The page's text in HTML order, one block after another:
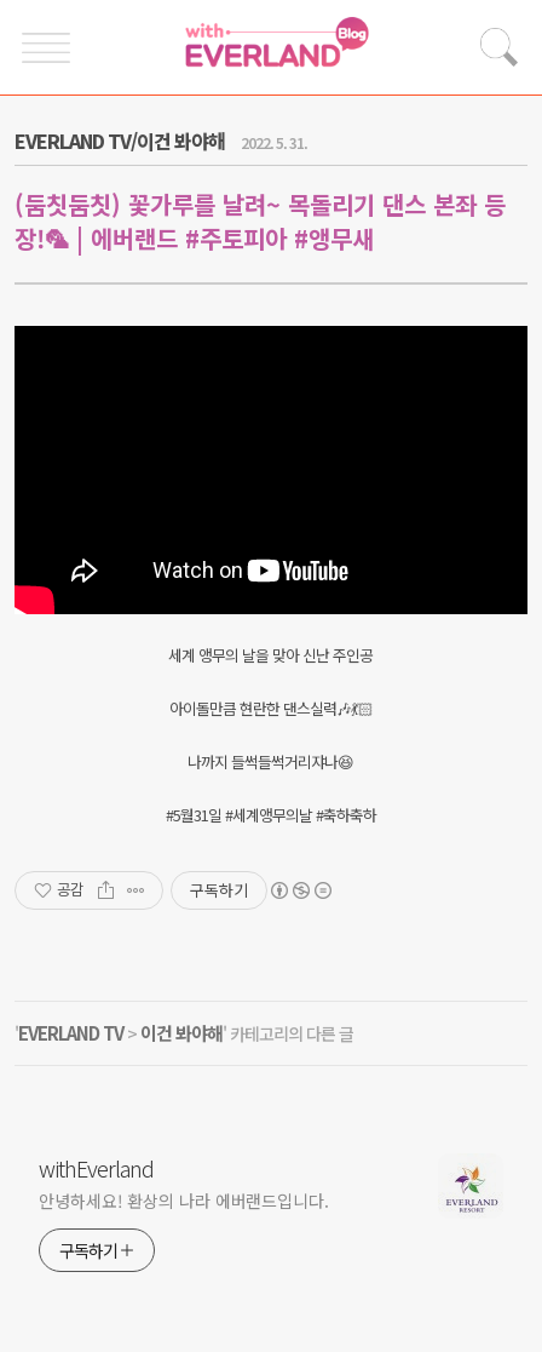
EVERLAND TV/이건 봐야해 2022. 5. 31.
(둠칫둠칫) 꽃가루를 날려~ 목돌리기 댄스 본좌 등
장!🦜 | 에버랜드 #주토피아 #앵무새
세계 앵무의 날을 맞아 신난 주인공
아이돌만큼 현란한 댄스실력🎶💃🏻
나까지 들썩들썩거리쟈나😆
#5월31일 #세계앵무의날 #축하축하
공감 구독하기
'EVERLAND TV> 이건 봐야해' 카테고리의 다른 글
withEverland
안녕하세요! 환상의 나라 에버랜드입니다.
구독하기